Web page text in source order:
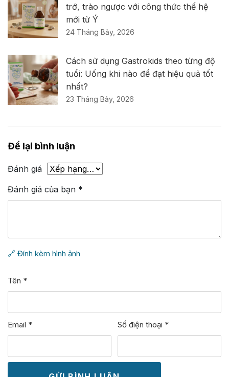
trớ, trào ngược với công thức thế hệ
mới từ Ý
24 Tháng Bảy, 2026
Cách sử dụng Gastrokids theo từng độ
tuổi: Uống khi nào để đạt hiệu quả tốt
nhất?
23 Tháng Bảy, 2026
Để lại bình luận
Đánh giá
Đánh giá của bạn *
🔗 Đính kèm hình ảnh
Tên *
Email * Số điện thoại *